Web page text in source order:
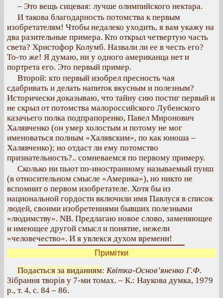
– Это вещь сицевая: лучше олимпийского нектара.
И такова благодарность потомства к первым
изобретателям! Чтобы недалеко уходить, я вам укажу на
два разительные примера. Кто открыл четвертую часть
света? Христофор Колумб. Назвали ли ее в честь его?
То-то же! Я думаю, ни у одного американца нет и
портрета его. Это первый пример.
Второй: кто первый изобрел пресность чая
сдабривать и делать напиток вкусным и полезным?
Исторически доказываю, что тайну сию постиг первый и
не скрыл от потомства малороссийского Лубенского
казачьего полка подпрапоренко, Павел Миронович
Халявченко (он умер холостым и потому не мог
именоваться полным «Халявским», по как юноша –
Халявченко); но отдаст ли ему потомство
признательность?.. сомневаемся по первому примеру.
Сколько ни пьют по-иностранному называемый пунш
(в относительном смысле «Америка»), но никто не
вспомнит о первом изобретателе. Хотя бы из
национальной гордости включили имя Павлуся в список
людей, своими изобретениями бывших полезными
«людимству». NB. Предлагаю новое слово, заменяющее
и имеющее другой смысл и понятие, нежели
«человечество». И я увлекся духом времени!
Примітки
Подається за виданням: Квітка-Основ’яненко Г.Ф.
Зібрання творів у 7-ми томах. – К.: Наукова думка, 1979
р., т. 4, с. 84 – 86.